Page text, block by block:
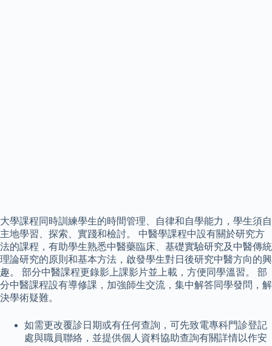
大學課程同時訓練學生的時間管理、自律和自學能力，學生須自
主地學習、探索、實踐和檢討。 中醫學課程中設有關於研究方
法的課程，有助學生熟悉中醫藥臨床、基礎實驗研究及中醫傳統
理論研究的原則和基本方法，啟發學生對日後研究中醫方向的興
趣。 部分中醫課程更錄影上課影片並上載，方便同學溫習。 部
分中醫課程設有導修課，加強師生交流，集中解答同學發問，解
決學術疑難。
如需更改覆診日期或有任何查詢，可先致電專科門診登記
處與職員聯絡，並提供個人資料協助查詢有關詳情以作安